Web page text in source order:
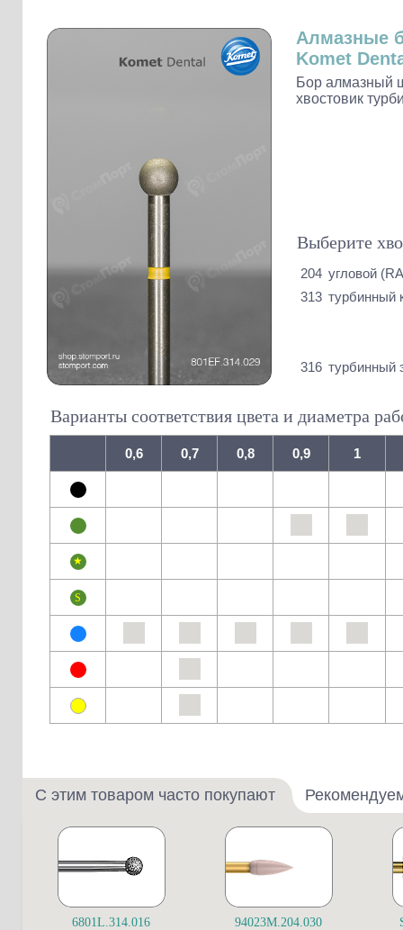
Наконечники и переходники KaVo
Алмазные
Komet
Бор алмазный
хвостовик
Выберите
204 угловой
313 турбинный
316 турбинный
Варианты соответствия цвета и диаметра
0,6 0,7 0,8 0,9 1
С этим товаром часто покупают
6801L.314.016 94023M.204.030